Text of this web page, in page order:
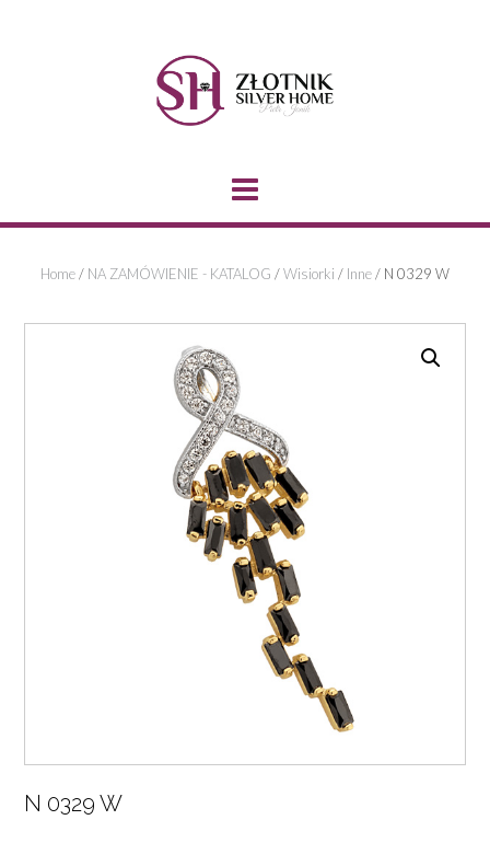
Home/ NA ZAMÓWIENIE - KATALOG /Wisiorki / Inne/ N 0329 W
N 0329 W